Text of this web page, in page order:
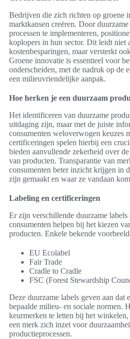
Bedrijven die zich richten op groene
marktkansen creëren. Door
processen te implementeren,
koplopers in hun sector. Dit leidt niet
kostenbesparingen, maar versterkt
Groene innovatie is essentieel voor
onderscheiden, met de nadruk op de
een milieuvriendelijke aanpak.
Hoe herken je een duurzaam
Het identificeren van duurzame
uitdaging zijn, maar met de juiste
consumenten weloverwogen keuzes
certificeringen spelen hierbij een
bieden aanvullende zekerheid over
van producten. Transparantie van
consumenten beter inzicht krijgen in
zijn gemaakt en waar ze vandaan
Labeling en certificeringen
Er zijn verschillende duurzame
consumenten helpen bij het kiezen
producten. Enkele bekende
EU Ecolabel
Fair Trade
Cradle to Cradle
FSC (Forest Stewardship
Deze duurzame labels geven aan dat
bepaalde milieu- en sociale normen.
keurmerken te letten bij het winkelen,
een merk zich inzet voor
productieprocessen.